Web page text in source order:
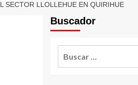
SECTOR LLOLLEHUE EN QUIRIHUE
Buscador